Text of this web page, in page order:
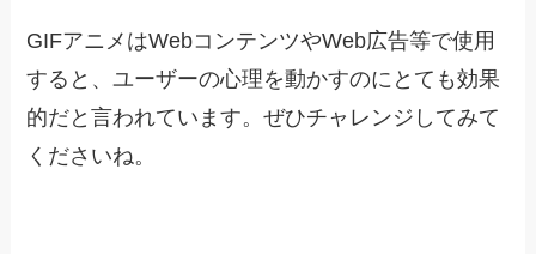
GIFアニメはWebコンテンツやWeb広告等で使用
すると、ユーザーの心理を動かすのにとても効果
的だと言われています。ぜひチャレンジしてみて
くださいね。